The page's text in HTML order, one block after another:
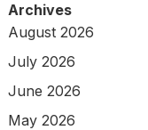
Archives
August 2026
July 2026
June 2026
May 2026